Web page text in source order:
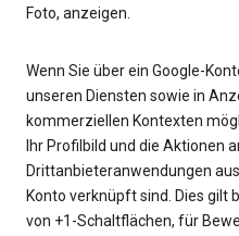
Foto, anzeigen.
Wenn Sie über ein Google-
unseren Diensten sowie in
kommerziellen Kontexten
Ihr Profilbild und die Aktionen
Drittanbieteranwendungen
Konto verknüpft sind. Dies gilt
von +1-Schaltflächen, für